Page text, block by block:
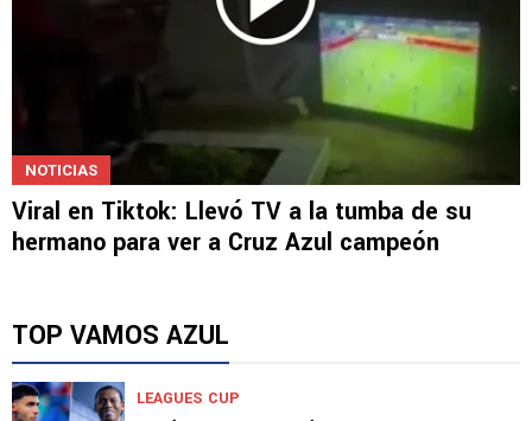
Viral en Tiktok: Llevó TV a la tumba de su
hermano para ver a Cruz Azul campeón